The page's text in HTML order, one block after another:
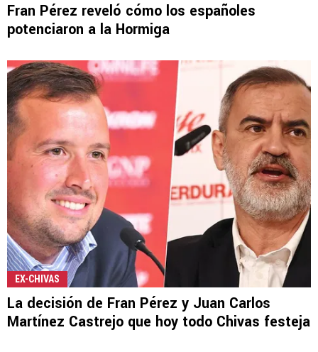
Fran Pérez reveló cómo los españoles
potenciaron a la Hormiga
EX-CHIVAS
La decisión de Fran Pérez y Juan Carlos
Martínez Castrejo que hoy todo Chivas festeja